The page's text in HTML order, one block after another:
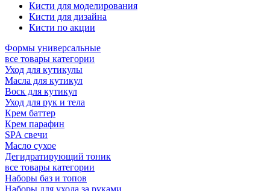
Кисти для моделирования
Кисти для дизайна
Кисти по акции
Формы универсальные
все товары категории
Уход для кутикулы
Масла для кутикул
Воск для кутикул
Уход для рук и тела
Крем баттер
Крем парафин
SPA свечи
Масло сухое
Дегидратирующий тоник
все товары категории
Наборы баз и топов
Наборы для ухода за руками